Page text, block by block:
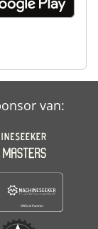
van: